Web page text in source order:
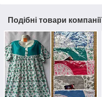
Подібні товари компанії